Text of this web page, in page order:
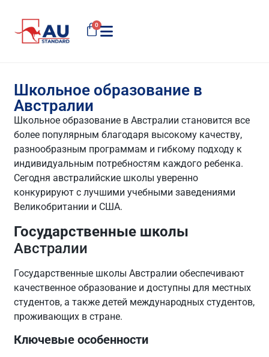
0
Школьное образование в
Австралии
Школьное образование в Австралии становится все
более популярным благодаря высокому качеству,
разнообразным программам и гибкому подходу к
индивидуальным потребностям каждого ребенка.
Сегодня австралийские школы уверенно
конкурируют с лучшими учебными заведениями
Великобритании и США.
Государственные школы
Австралии
Государственные школы Австралии обеспечивают
качественное образование и доступны для местных
студентов, а также детей международных студентов,
проживающих в стране.
Ключевые особенности